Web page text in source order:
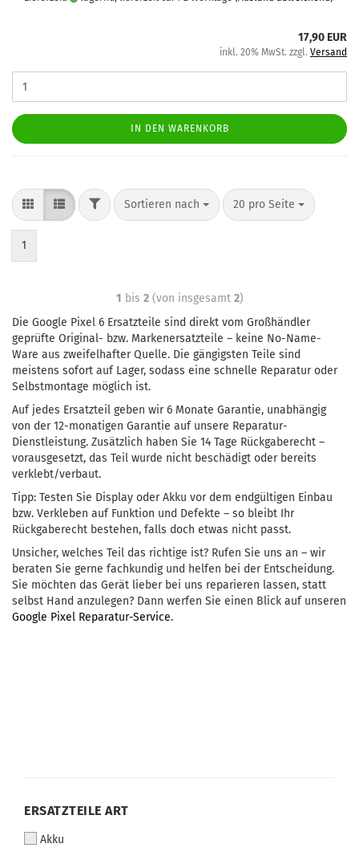
17,90 EUR
inkl. 20% MwSt. zzgl. Versand
IN DEN WARENKORB
Sortieren nach 20 pro Seite
1
1 bis 2(von insgesamt 2)
Die Google Pixel 6 Ersatzteile sind direkt vom Großhändler
geprüfte Original- bzw. Markenersatzteile – keine No-Name-
Ware aus zweifelhafter Quelle. Die gängigsten Teile sind
meistens sofort auf Lager, sodass eine schnelle Reparatur oder
Selbstmontage möglich ist.
Auf jedes Ersatzteil geben wir 6 Monate Garantie, unabhängig
von der 12-monatigen Garantie auf unsere Reparatur-
Dienstleistung. Zusätzlich haben Sie 14 Tage Rückgaberecht –
vorausgesetzt, das Teil wurde nicht beschädigt oder bereits
verklebt/verbaut.
Tipp: Testen Sie Display oder Akku vor dem endgültigen Einbau
bzw. Verkleben auf Funktion und Defekte – so bleibt Ihr
Rückgaberecht bestehen, falls doch etwas nicht passt.
Unsicher, welches Teil das richtige ist? Rufen Sie uns an – wir
beraten Sie gerne fachkundig und helfen bei der Entscheidung.
Sie möchten das Gerät lieber bei uns reparieren lassen, statt
selbst Hand anzulegen? Dann werfen Sie einen Blick auf unseren
Google Pixel Reparatur-Service.
ERSATZTEILE ART
Akku